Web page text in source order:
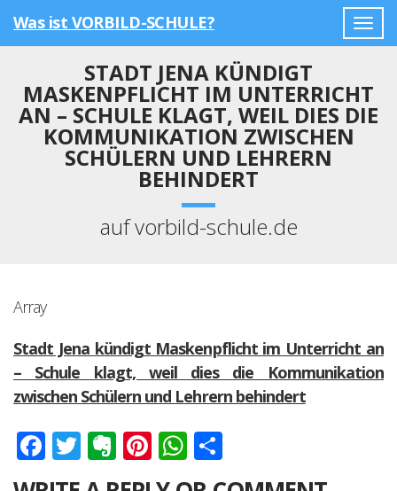
Was ist VORBILD-SCHULE?
STADT JENA KÜNDIGT
MASKENPFLICHT IM UNTERRICHT
AN – SCHULE KLAGT, WEIL DIES DIE
KOMMUNIKATION ZWISCHEN
SCHÜLERN UND LEHRERN
BEHINDERT
auf vorbild-schule.de
Array
Stadt Jena kündigt Maskenpflicht im Unterricht an
– Schule klagt, weil dies die Kommunikation
zwischen Schülern und Lehrern behindert
Facebook
Twitter
Evernote
Pinterest
WhatsApp